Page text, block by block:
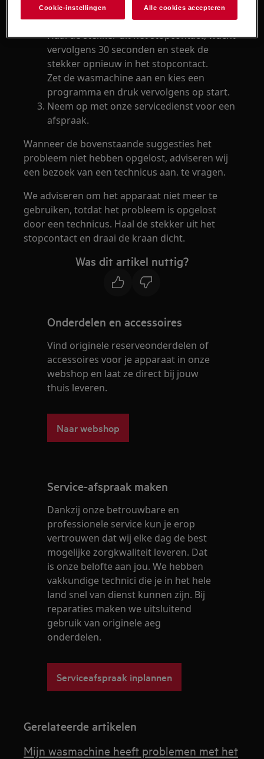
kortsluiting of brandgevaar veroorzaken.
Reset de wasmachine
Haal de stekker uit het stopcontact, wacht
vervolgens 30 seconden en steek de
stekker opnieuw in het stopcontact.
Zet de wasmachine aan en kies een
programma en druk vervolgens op start.
Neem op met onze servicedienst voor een
afspraak.
Wanneer de bovenstaande suggesties het
probleem niet hebben opgelost, adviseren wij
een bezoek van een technicus aan. te vragen.
We adviseren om het apparaat niet meer te
gebruiken, totdat het probleem is opgelost
door een technicus. Haal de stekker uit het
stopcontact en draai de kraan dicht.
Was dit artikel nuttig?
Onderdelen en accessoires
Vind originele reserveonderdelen of
accessoires voor je apparaat in onze
webshop en laat ze direct bij jouw
thuis leveren.
Naar webshop
Service-afspraak maken
Dankzij onze betrouwbare en
professionele service kun je erop
vertrouwen dat wij elke dag de best
mogelijke zorgkwaliteit leveren. Dat
is onze belofte aan jou. We hebben
vakkundige technici die je in het hele
land snel van dienst kunnen zijn. Bij
reparaties maken we uitsluitend
gebruik van originele aeg
onderdelen.
Serviceafspraak inplannen
Gerelateerde artikelen
Mijn wasmachine heeft problemen met het
Cookie-instellingen Alle cookies accepteren